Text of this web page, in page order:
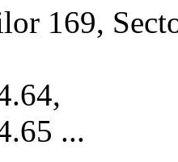
169,
...